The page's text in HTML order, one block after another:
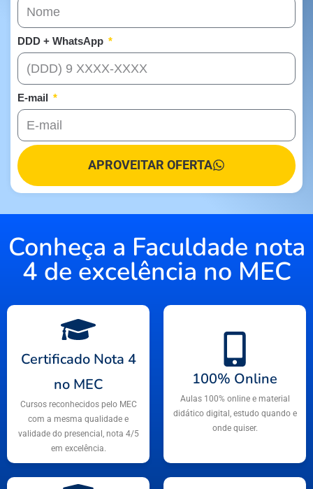
DDD + WhatsApp
E-mail
APROVEITAR OFERTA
Conheça a Faculdade nota
4 de excelência no MEC
Certificado Nota 4
no MEC
Cursos reconhecidos pelo MEC
com a mesma qualidade e
validade do presencial, nota 4/5
em excelência.
100% Online
Aulas 100% online e material
didático digital, estudo quando e
onde quiser.